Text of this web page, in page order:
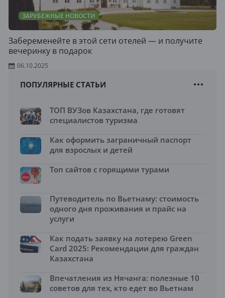
ЗАРУБЕЖНЫЕ НОВОСТИ
Забеременейте в этой сети отелей — и получите
вечеринку в подарок
06.10.2025
ПОПУЛЯРНЫЕ СТАТЬИ
ТОП ВУЗов Казахстана, где готовят
специалистов туризма
Как оформить заграничный паспорт
для взрослых и детей
Топ сайтов с горящими турами
Путеводитель по Вьетнаму: стоимость
одного дня проживания и прайс на
услуги
Как подать заявку на лотерею Green
Card 2025: Рекомендации для граждан
Казахстана
Впечатления из Нячанга: полезные 10
советов для тех, кто едет во Вьетнам